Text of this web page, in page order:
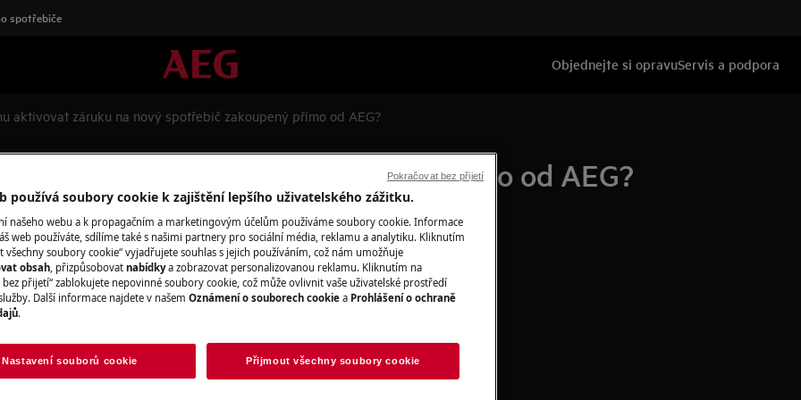
spotřebiče
Objednejte si opravuServis a podpora
aktivovat záruku na nový spotřebič zakoupený přímo od AEG?
na nový spotřebič zakoupený přímo od AEG?
spotřebič zakoupený přímo od
spotřebičů nabízíme
let na invertorový motor a
používá soubory cookie k zajištění lepšího uživatelského zážitku.
našeho webu a k propagačním a marketingovým účelům používáme soubory cookie. Informace
web používáte, sdílíme také s našimi partnery pro sociální média, reklamu a analytiku. Kliknutím
všechny soubory cookie“ vyjadřujete souhlas s jejich používáním, což nám umožňuje
obsah, přizpůsobovat nabídkya zobrazovat personalizovanou reklamu. Kliknutím na
bez přijetí“ zablokujete nepovinné soubory cookie, což může ovlivnit vaše uživatelské prostředí
Další informace najdete v našem Oznámení o souborech cookie a Prohlášení o ochraně
.
Nastavení souborů cookie Přijmout všechny soubory cookie
Pokračovat bez přijetí